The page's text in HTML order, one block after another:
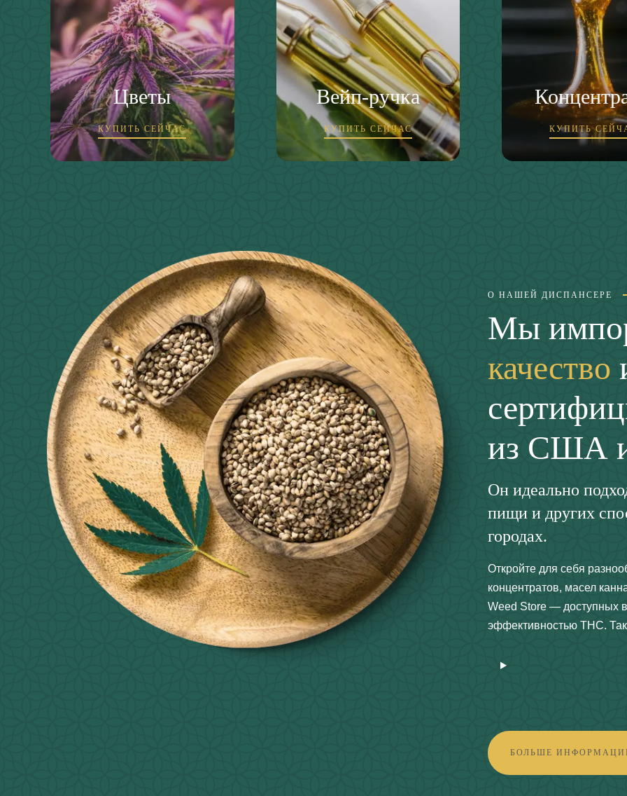
Цветы
КУПИТЬ СЕЙЧАС
Вейп-ручка
КУПИТЬ СЕЙЧАС КУПИТЬ
О НАШЕЙ ДИСПАНСЕРЕ
Мы
качество
из США
Он идеально
пищи и других
городах.
Откройте для себя
концентратов, масел
Weed Store — доступных
эффективностью THC.
БОЛЬШЕ